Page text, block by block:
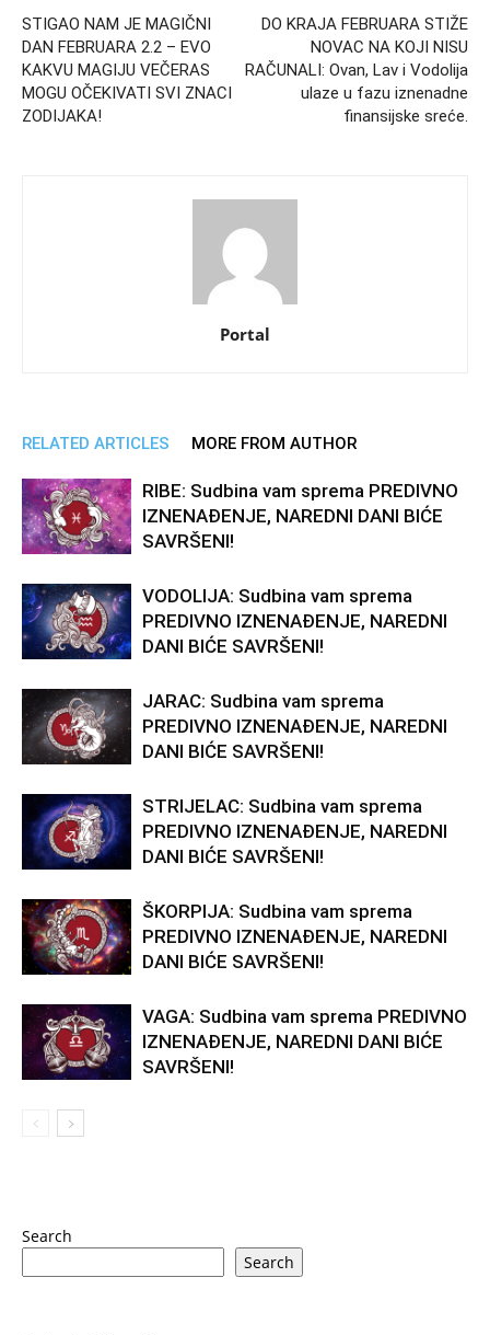
STIGAO NAM JE MAGIČNI
DAN FEBRUARA 2.2 – EVO
KAKVU MAGIJU VEČERAS
MOGU OČEKIVATI SVI ZNACI
ZODIJAKA!
DO KRAJA FEBRUARA STIŽE
NOVAC NA KOJI NISU
RAČUNALI: Ovan, Lav i Vodolija
ulaze u fazu iznenadne
finansijske sreće.
Portal
RELATED ARTICLES MORE FROM AUTHOR
RIBE: Sudbina vam sprema PREDIVNO
IZNENAĐENJE, NAREDNI DANI BIĆE
SAVRŠENI!
VODOLIJA: Sudbina vam sprema
PREDIVNO IZNENAĐENJE, NAREDNI
DANI BIĆE SAVRŠENI!
JARAC: Sudbina vam sprema
PREDIVNO IZNENAĐENJE, NAREDNI
DANI BIĆE SAVRŠENI!
STRIJELAC: Sudbina vam sprema
PREDIVNO IZNENAĐENJE, NAREDNI
DANI BIĆE SAVRŠENI!
ŠKORPIJA: Sudbina vam sprema
PREDIVNO IZNENAĐENJE, NAREDNI
DANI BIĆE SAVRŠENI!
VAGA: Sudbina vam sprema PREDIVNO
IZNENAĐENJE, NAREDNI DANI BIĆE
SAVRŠENI!
Search
Search